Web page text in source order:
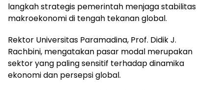
langkah strategis pemerintah menjaga stabilitas
makroekonomi di tengah tekanan global.
Rektor Universitas Paramadina, Prof. Didik J.
Rachbini, mengatakan pasar modal merupakan
sektor yang paling sensitif terhadap dinamika
ekonomi dan persepsi global.